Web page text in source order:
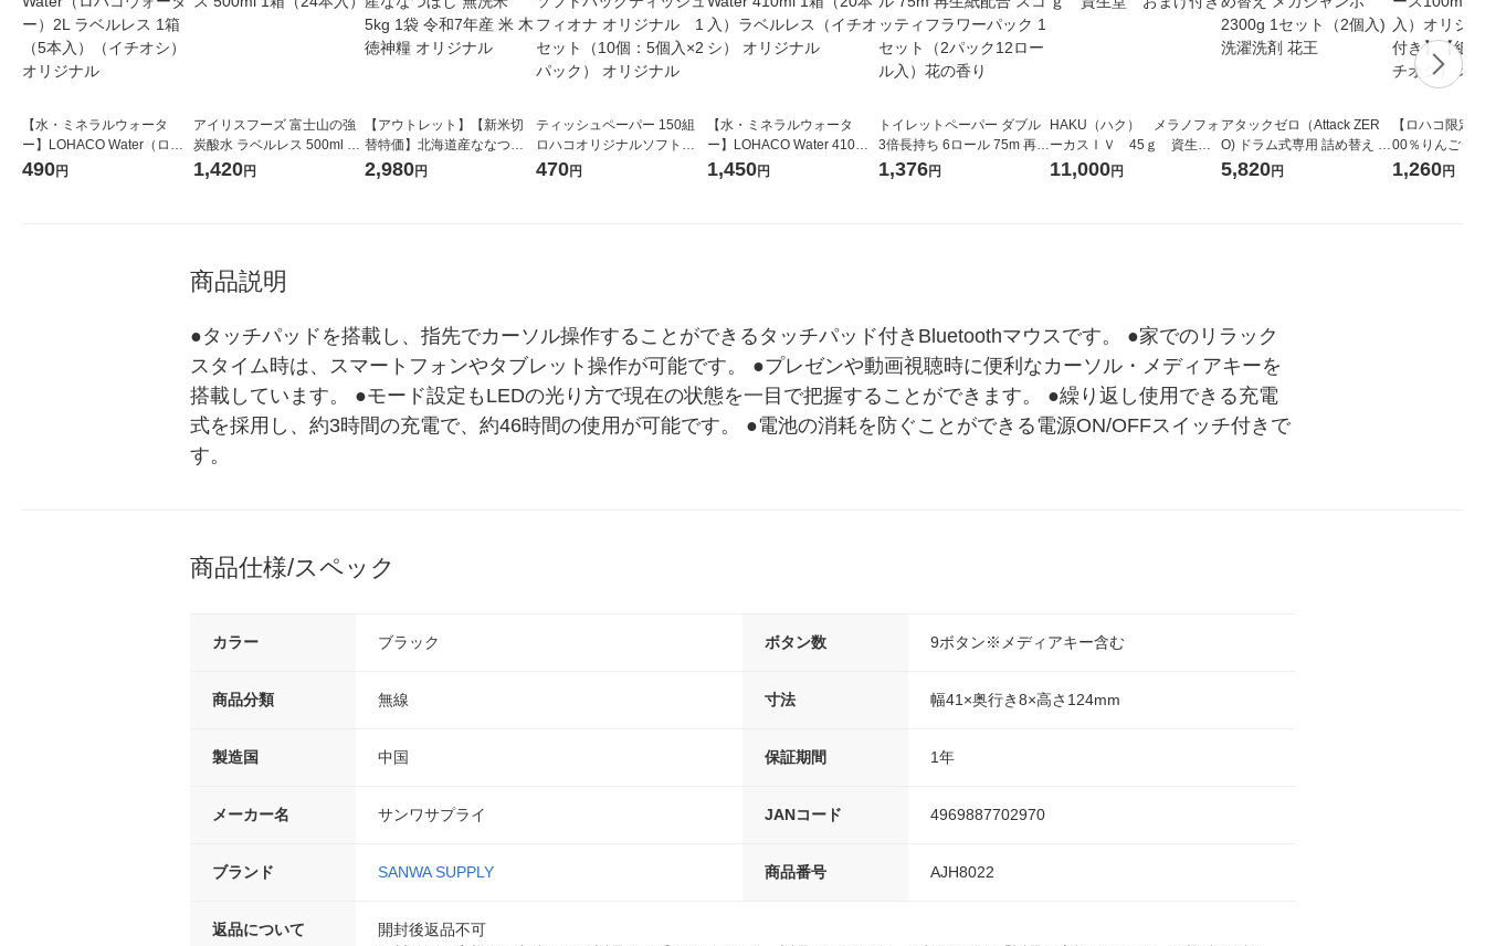
【水・ミネラルウォータ
ー】LOHACO Water（ロハ
コウォーター）2L ラベルレ
490円
アイリスフーズ 富士山の強
炭酸水 ラベルレス 500ml 1
箱（24本入）
1,420円
【アウトレット】【新米切
替特価】北海道産ななつぼ
し 無洗米 5kg 1袋 令和7年産
米 木徳神糧 オリジナル
2,980円
ティッシュペーパー 150組
ロハコオリジナルソフトパ
ックティッシュ フィオナ オ
470円
【水・ミネラルウォータ
ー】LOHACO Water 410ml
1箱（20本入）ラベルレス
（イチオシ） オリジナル
1,450円
トイレットペーパー ダブル
3倍長持ち 6ロール 75m 再生
紙配合 スコッティフラワー
パック 1セット（2パック12
1,376円
HAKU（ハク） メラノフォ
ーカスＩＶ 45ｇ 資生
堂 おまけ付き
11,000円
アタックゼロ（Attack ZER
O) ドラム式専用 詰め替え メ
ガジャンボ 2300g 1セット
（2個入) 洗濯洗剤 花王
5,820円
【ロハコ限定
00％りんごジ
箱（18本入）
【クイズ付き
1,260円
商品説明
●タッチパッドを搭載し、指先でカーソル操作することができるタッチパッド付きBluetoothマウスです。 ●家でのリラック
スタイム時は、スマートフォンやタブレット操作が可能です。 ●プレゼンや動画視聴時に便利なカーソル・メディアキーを
搭載しています。 ●モード設定もLEDの光り方で現在の状態を一目で把握することができます。 ●繰り返し使用できる充電
式を採用し、約3時間の充電で、約46時間の使用が可能です。 ●電池の消耗を防ぐことができる電源ON/OFFスイッチ付きで
す。
商品仕様/スペック
カラー ブラック ボタン数 9ボタン※メディアキー含む
商品分類 無線 寸法 幅41×奥行き8×高さ124mm
製造国 中国 保証期間 1年
メーカー名 サンワサプライ JANコード 4969887702970
ブランド SANWA SUPPLY 商品番号 AJH8022
返品について
開封後返品不可